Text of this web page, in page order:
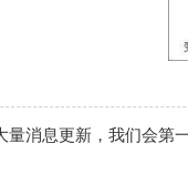
量消息更新，我们会第